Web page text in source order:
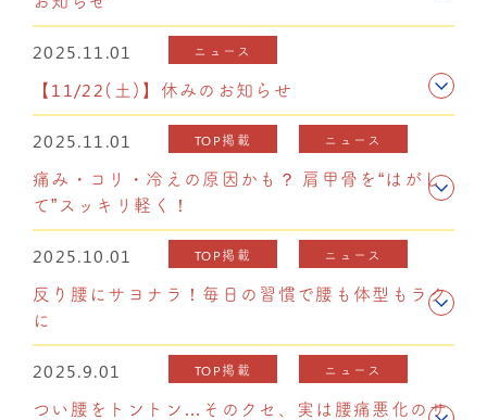
2025.11.01 ニュース
【11/22(土)】休みのお知らせ
2025.11.01 TOP掲載 ニュース
痛み・コリ・冷えの原因かも？ 肩甲骨を“はがし
て”スッキリ軽く！
2025.10.01 TOP掲載 ニュース
反り腰にサヨナラ！毎日の習慣で腰も体型もラク
に
2025.9.01 TOP掲載 ニュース
つい腰をトントン…そのクセ、実は腰痛悪化のサ